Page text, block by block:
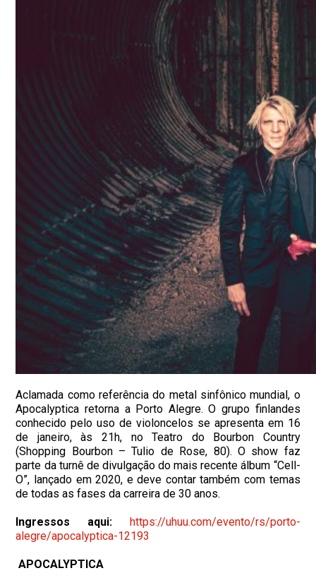
Aclamada como referência do metal sinfônico mundial, o
Apocalyptica retorna a Porto Alegre. O grupo finlandes
conhecido pelo uso de violoncelos se apresenta em 16
de janeiro, às 21h, no Teatro do Bourbon Country
(Shopping Bourbon – Tulio de Rose, 80). O show faz
parte da turnê de divulgação do mais recente álbum “Cell-
O”, lançado em 2020, e deve contar também com temas
de todas as fases da carreira de 30 anos.
Ingressos aqui:
https://uhuu.com/evento/rs/porto-
alegre/apocalyptica-12193
APOCALYPTICA